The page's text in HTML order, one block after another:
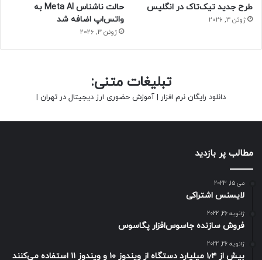
طرح جدید تیک‌تاک در انگلیس
ژوئن 3, 2026
حالت ناشناس Meta AI به
واتس‌اپ اضافه شد
ژوئن 3, 2026
تبلیغات متنی:
دانلود رایگان نرم افزار | آموزش حضوری ارز دیجیتال در تهران |
مطالب پر بازدید
می 15, 2023
لایسنس اشتراکی
ژانویه 26, 2022
فروش سازنده جاسوس‌افزار پگاسوس
ژانویه 26, 2022
بیش از ۱٫۴ میلیارد دستگاه از ویندوز ۱۰ و ویندوز ۱۱ استفاده می‌کنند